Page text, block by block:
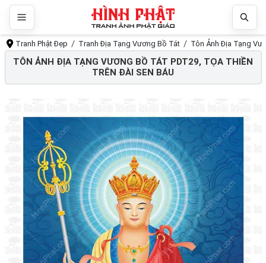
Tranh Phật Đẹp Tranh Địa Tạng Vương Bồ Tát Tôn Ảnh Địa Tạng
TÔN ẢNH ĐỊA TẠNG VƯƠNG BỒ TÁT PDT29, TỌA THIỀN
TRÊN ĐÀI SEN BÁU